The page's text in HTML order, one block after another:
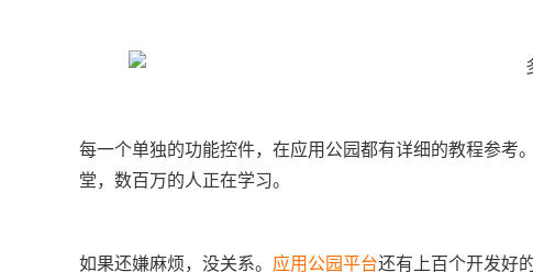
每一个单独的功能控件，在应用公园都有详细的教程参
堂，数百万的人正在学习。
如果还嫌麻烦，没关系。 应用公园平台还有上百个开发好